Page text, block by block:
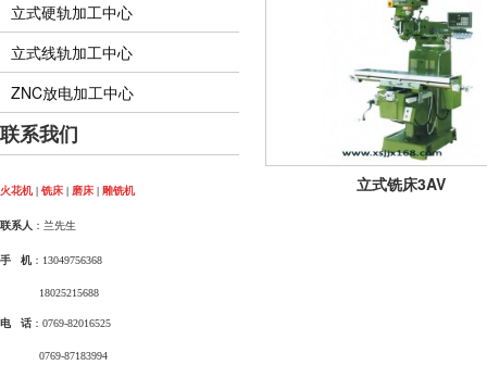
立式硬轨加工中心
立式线轨加工中心
ZNC放电加工中心
联系我们
火花机 | 铣床 | 磨床 | 雕铣机
联系人 ：兰先生
手 机 ：13049756368
18025215688
电 话 ：0769-82016525
0769-87183994
立式铣床3AV